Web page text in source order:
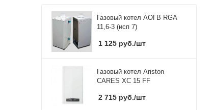
Газовый котел АОГВ RGA
11,6-3 (исп 7)
1 125 руб./шт
Газовый котел Ariston
CARES XC 15 FF
2 715 руб./шт